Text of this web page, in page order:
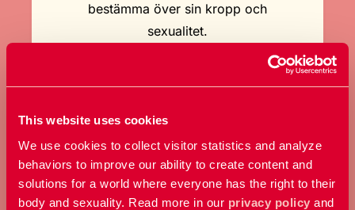
This website uses cookies
We use cookies to collect visitor statistics and analyze
behaviors to improve our ability to create content and
solutions for a world where everyone has the right to their
body and sexuality. Read more in our privacy policy and
bestämma över sin kropp och
sexualitet.
Bli medlem